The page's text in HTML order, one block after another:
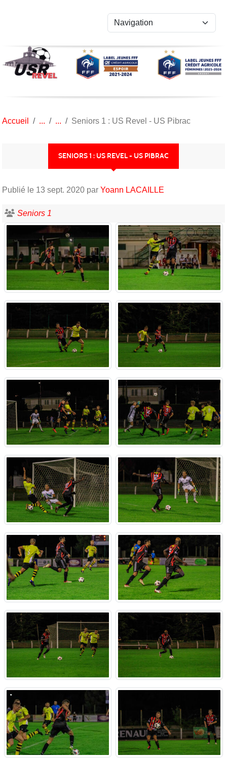
Accueil Seniors 1 : US Revel - US Pibrac
SENIORS 1 : US REVEL - US PIBRAC
Publié le 13 sept. 2020 par Yoann LACAILLE
Seniors 1